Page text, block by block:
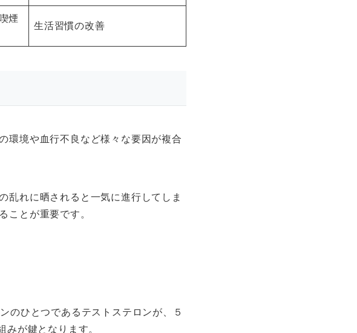
煙
生活習慣の改善
環境や血行不良など様々な要因が複合
乱れに晒されると一気に進行してしま
ことが重要です。
のひとつであるテストステロンが、５
が鍵となります。